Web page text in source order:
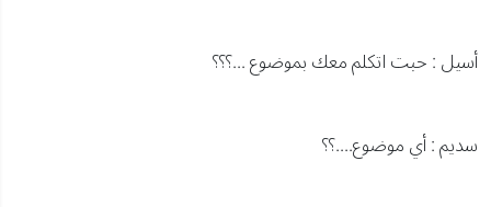
أسيل : حبت اتكلم معك بموضوع ...؟؟؟
سديم : أي موضوع....؟؟